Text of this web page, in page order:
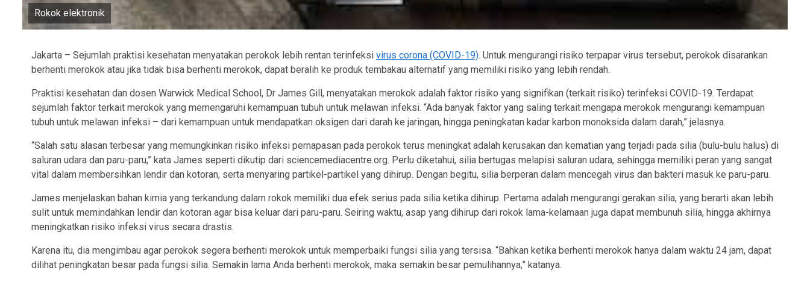
Rokok elektronik
Jakarta – Sejumlah praktisi kesehatan menyatakan perokok lebih rentan terinfeksi virus corona (COVID-19). Untuk mengurangi risiko terpapar virus tersebut, perokok disarankan
berhenti merokok atau jika tidak bisa berhenti merokok, dapat beralih ke produk tembakau alternatif yang memiliki risiko yang lebih rendah.
Praktisi kesehatan dan dosen Warwick Medical School, Dr James Gill, menyatakan merokok adalah faktor risiko yang signifikan (terkait risiko) terinfeksi COVID-19. Terdapat
sejumlah faktor terkait merokok yang memengaruhi kemampuan tubuh untuk melawan infeksi. “Ada banyak faktor yang saling terkait mengapa merokok mengurangi kemampuan
tubuh untuk melawan infeksi – dari kemampuan untuk mendapatkan oksigen dari darah ke jaringan, hingga peningkatan kadar karbon monoksida dalam darah,” jelasnya.
“Salah satu alasan terbesar yang memungkinkan risiko infeksi pernapasan pada perokok terus meningkat adalah kerusakan dan kematian yang terjadi pada silia (bulu-bulu halus) di
saluran udara dan paru-paru,” kata James seperti dikutip dari sciencemediacentre.org. Perlu diketahui, silia bertugas melapisi saluran udara, sehingga memiliki peran yang sangat
vital dalam membersihkan lendir dan kotoran, serta menyaring partikel-partikel yang dihirup. Dengan begitu, silia berperan dalam mencegah virus dan bakteri masuk ke paru-paru.
James menjelaskan bahan kimia yang terkandung dalam rokok memiliki dua efek serius pada silia ketika dihirup. Pertama adalah mengurangi gerakan silia, yang berarti akan lebih
sulit untuk memindahkan lendir dan kotoran agar bisa keluar dari paru-paru. Seiring waktu, asap yang dihirup dari rokok lama-kelamaan juga dapat membunuh silia, hingga akhirnya
meningkatkan risiko infeksi virus secara drastis.
Karena itu, dia mengimbau agar perokok segera berhenti merokok untuk memperbaiki fungsi silia yang tersisa. “Bahkan ketika berhenti merokok hanya dalam waktu 24 jam, dapat
dilihat peningkatan besar pada fungsi silia. Semakin lama Anda berhenti merokok, maka semakin besar pemulihannya,” katanya.